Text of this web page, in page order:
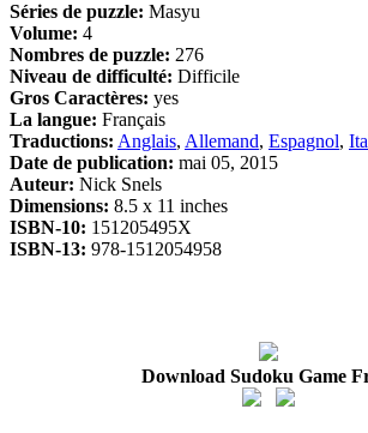
Séries de puzzle: Masyu
Volume: 4
Nombres de puzzle: 276
Niveau de difficulté: Difficile
Gros Caractères: yes
La langue: Français
Traductions: Anglais, Allemand, Espagnol,
Date de publication: mai 05, 2015
Auteur: Nick Snels
Dimensions: 8.5 x 11 inches
ISBN-10: 151205495X
ISBN-13: 978-1512054958
Download Sudoku Game